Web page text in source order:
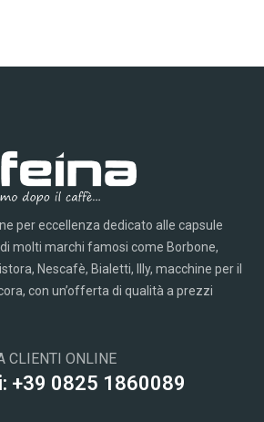
per eccellenza dedicato alle capsule
molti marchi famosi come Borbone,
Nescafè, Bialetti, Illy, macchine per il
con un’offerta di qualità a prezzi
CLIENTI ONLINE
+39 0825 1860089